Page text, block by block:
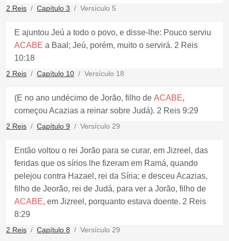
2 Reis Capítulo 3 Versículo 5
E ajuntou Jeú a todo o povo, e disse-lhe: Pouco serviu
ACABE a Baal; Jeú, porém, muito o servirá. 2 Reis
10:18
2 Reis Capítulo 10 Versículo 18
(E no ano undécimo de Jorão, filho de ACABE,
começou Acazias a reinar sobre Judá). 2 Reis 9:29
2 Reis Capítulo 9 Versículo 29
Então voltou o rei Jorão para se curar, em Jizreel, das
feridas que os sírios lhe fizeram em Ramá, quando
pelejou contra Hazael, rei da Síria; e desceu Acazias,
filho de Jeorão, rei de Judá, para ver a Jorão, filho de
ACABE, em Jizreel, porquanto estava doente. 2 Reis
8:29
2 Reis Capítulo 8 Versículo 29